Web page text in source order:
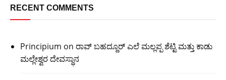
RECENT COMMENTS
Principium on ರಾವ್ ಬಹದ್ದೂರ್ ಎಲೆ ಮಲ್ಲಪ್ಪ ಶೆಟ್ಟಿ ಮತ್ತು ಕಾಡು
ಮಲ್ಲೇಶ್ವರ ದೇವಸ್ಥಾನ